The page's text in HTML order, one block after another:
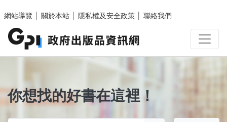
網站導覽
關於本站 隱私權及安全政策 聯絡我們
你想找的好書在這裡！